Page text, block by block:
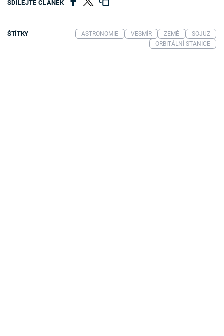
SDÍLEJTE ČLÁNEK
ŠTÍTKY ASTRONOMIE VESMÍR ZEMĚ
SOJUZ
ORBITÁLNÍ STANICE